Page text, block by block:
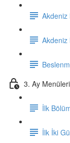
Akdeniz
Akdeniz
3. Ay
İlk
İlk İki